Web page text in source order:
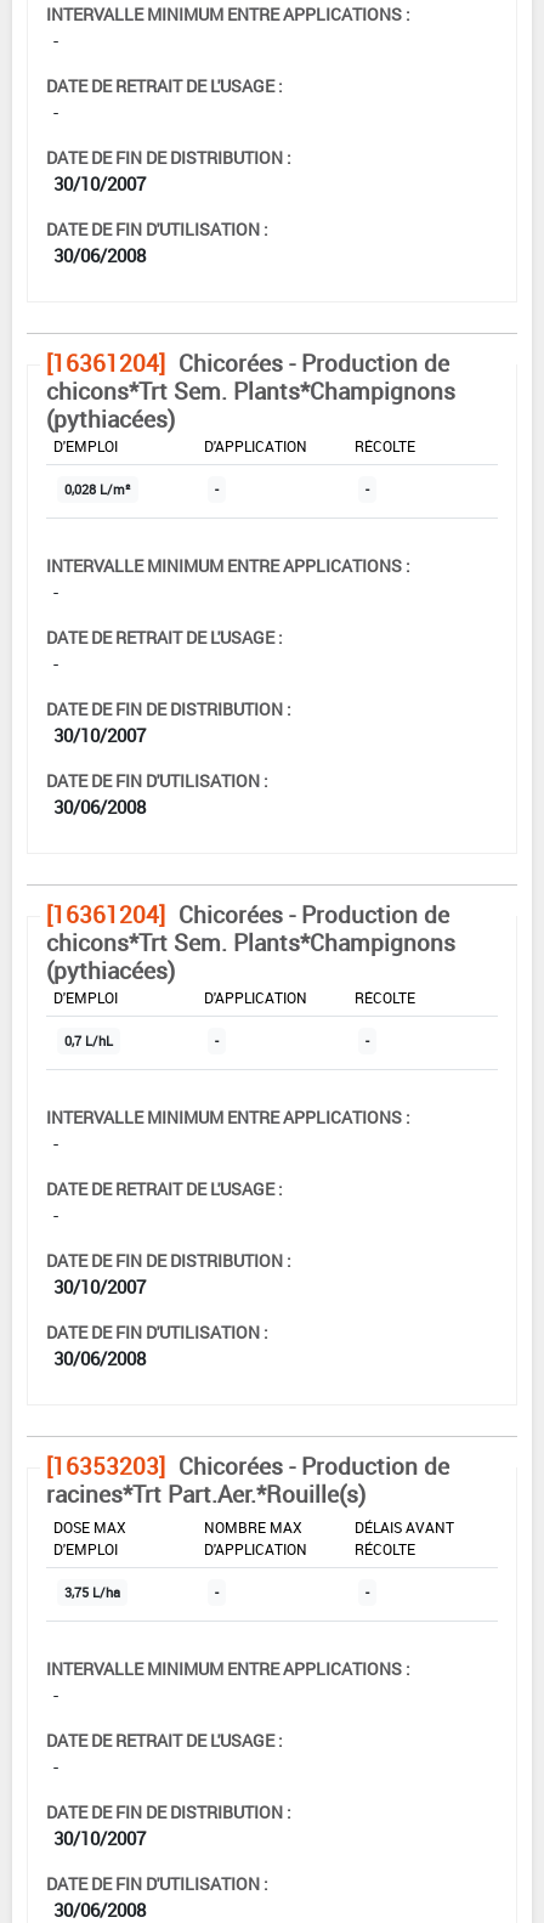
INTERVALLE MINIMUM ENTRE APPLICATIONS :
-
DATE DE RETRAIT DE L'USAGE :
-
DATE DE FIN DE DISTRIBUTION :
30/10/2007
DATE DE FIN D'UTILISATION :
30/06/2008
[16361204] Chicorées - Production de
chicons*Trt Sem. Plants*Champignons
(pythiacées)
DOSE MAX
D'EMPLOI
D'APPLICATION
RÉCOLTE
0,028 L/m² - -
INTERVALLE MINIMUM ENTRE APPLICATIONS :
-
DATE DE RETRAIT DE L'USAGE :
-
DATE DE FIN DE DISTRIBUTION :
30/10/2007
DATE DE FIN D'UTILISATION :
30/06/2008
[16361204] Chicorées - Production de
chicons*Trt Sem. Plants*Champignons
(pythiacées)
DOSE MAX
D'EMPLOI
D'APPLICATION
RÉCOLTE
0,7 L/hL - -
INTERVALLE MINIMUM ENTRE APPLICATIONS :
-
DATE DE RETRAIT DE L'USAGE :
-
DATE DE FIN DE DISTRIBUTION :
30/10/2007
DATE DE FIN D'UTILISATION :
30/06/2008
[16353203] Chicorées - Production de
racines*Trt Part.Aer.*Rouille(s)
DOSE MAX
D'EMPLOI
NOMBRE MAX
D'APPLICATION
DÉLAIS AVANT
RÉCOLTE
3,75 L/ha - -
INTERVALLE MINIMUM ENTRE APPLICATIONS :
-
DATE DE RETRAIT DE L'USAGE :
-
DATE DE FIN DE DISTRIBUTION :
30/10/2007
DATE DE FIN D'UTILISATION :
30/06/2008